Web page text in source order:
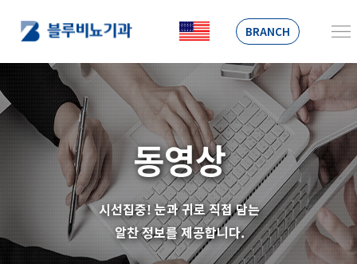
BRANCH
동영상
시선집중! 눈과 귀로 직접 담는
알찬 정보를 제공합니다.